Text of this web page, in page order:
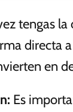
tengas
directa
en
: Es